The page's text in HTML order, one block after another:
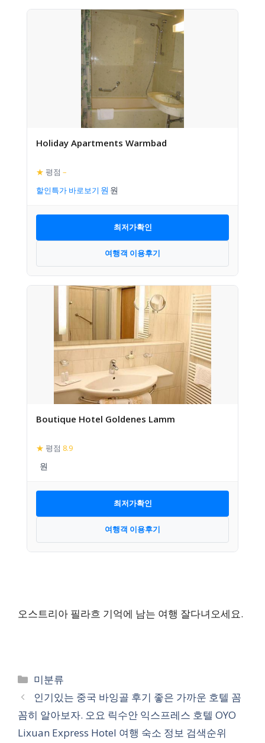
Holiday Apartments Warmbad
★ 평점 –
할인특가 바로보기
최저가확인
여행객 이용후기
Boutique Hotel Goldenes Lamm
★ 평점 8.9
최저가확인
여행객 이용후기
오스트리아 필라흐 기억에 남는 여행 잘다녀오세요.
카
테
리
미분류
인기있는 중국 바잉골 후기 좋은 가까운 호텔 꼼
꼼히 알아보자. 오요 릭수안 익스프레스 호텔 OYO
Lixuan Express Hotel 여행 숙소 정보 검색순위